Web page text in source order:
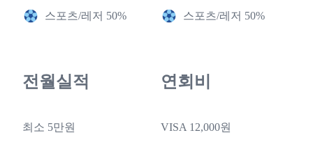
스포츠/레저 50% 스포츠/레저 50%
전월실적
최소 5만원
연회비
VISA 12,000원